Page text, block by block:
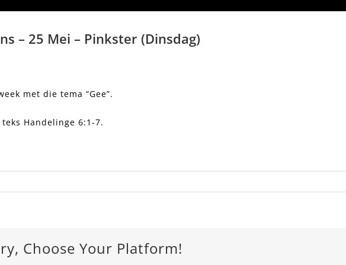
– 25 Mei – Pinkster (Dinsdag)
met die tema “Gee”.
Handelinge 6:1-7.
Choose Your Platform!